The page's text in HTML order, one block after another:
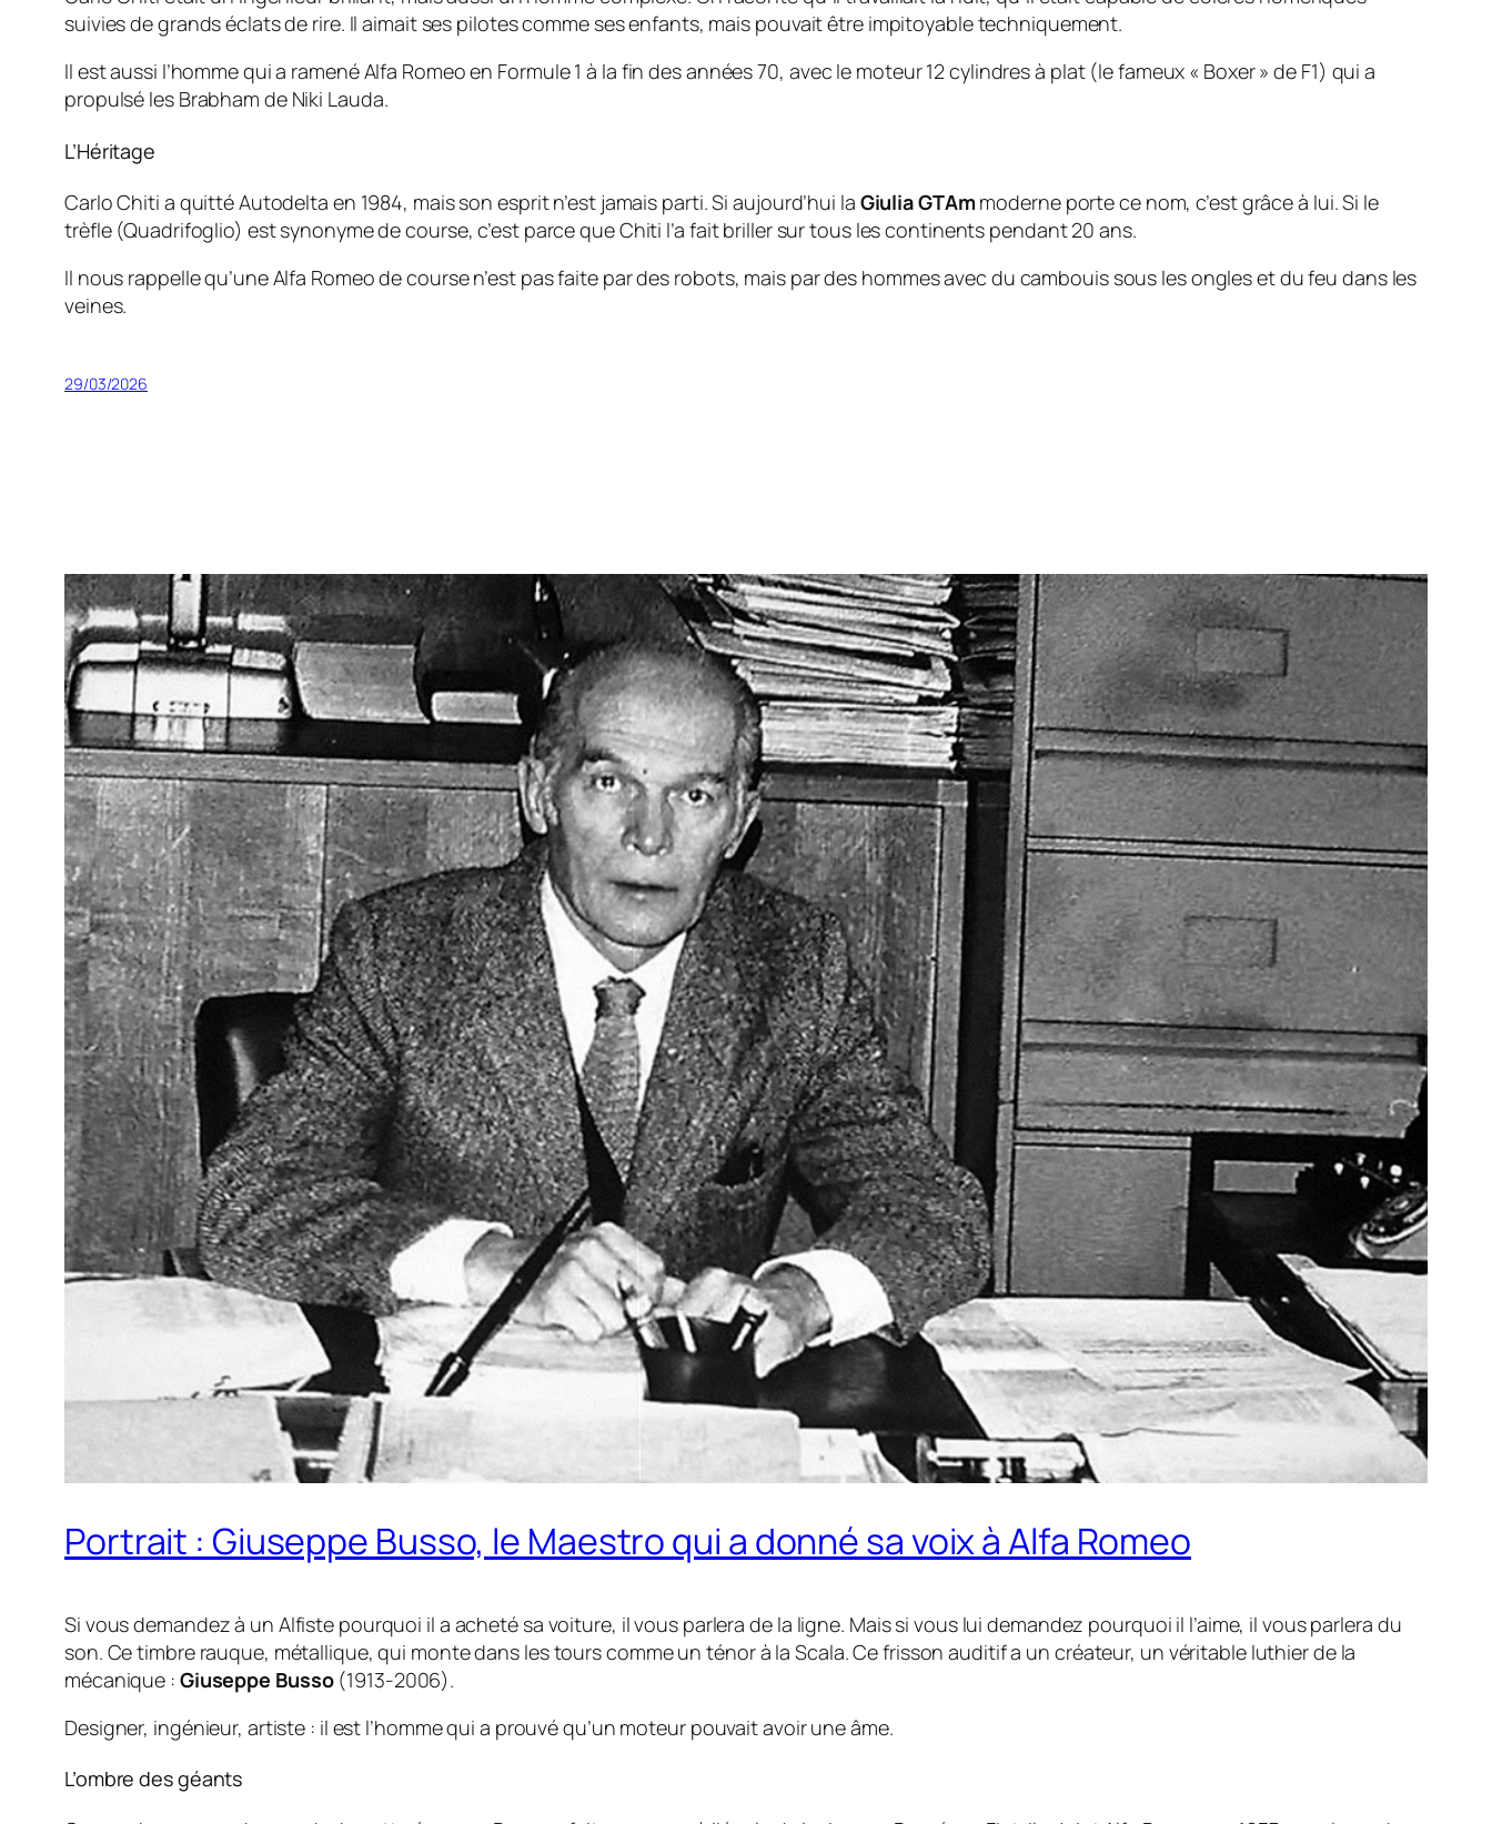
suivies de grands éclats de rire. Il aimait ses pilotes comme ses enfants, mais pouvait être impitoyable techniquement.
Il est aussi l’homme qui a ramené Alfa Romeo en Formule 1 à la fin des années 70, avec le moteur 12 cylindres à plat (le fameux « Boxer » de F1) qui a
propulsé les Brabham de Niki Lauda.
L’Héritage
Carlo Chiti a quitté Autodelta en 1984, mais son esprit n’est jamais parti. Si aujourd’hui la Giulia GTAmmoderne porte ce nom, c’est grâce à lui. Si le
trèfle (Quadrifoglio) est synonyme de course, c’est parce que Chiti l’a fait briller sur tous les continents pendant 20 ans.
Il nous rappelle qu’une Alfa Romeo de course n’est pas faite par des robots, mais par des hommes avec du cambouis sous les ongles et du feu dans les
veines.
29/03/2026
Portrait : Giuseppe Busso, le Maestro qui a donné sa voix à Alfa Romeo
Si vous demandez à un Alfiste pourquoi il a acheté sa voiture, il vous parlera de la ligne. Mais si vous lui demandez pourquoi il l’aime, il vous parlera du
son. Ce timbre rauque, métallique, qui monte dans les tours comme un ténor à la Scala. Ce frisson auditif a un créateur, un véritable luthier de la
mécanique : Giuseppe Busso(1913-2006).
Designer, ingénieur, artiste : il est l’homme qui a prouvé qu’un moteur pouvait avoir une âme.
L’ombre des géants